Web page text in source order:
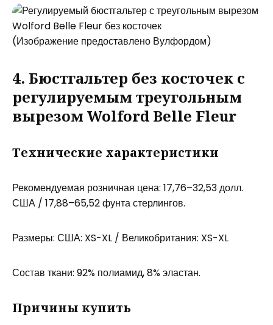
(Изображение предоставлено Вулфордом)
4. Бюстгальтер без косточек с
регулируемым треугольным
вырезом Wolford Belle Fleur
Технические характеристики
Рекомендуемая розничная цена: 17,76–32,53 долл.
США / 17,88–65,52 фунта стерлингов.
Размеры: США: XS-XL / Великобритания: XS-XL
Состав ткани: 92% полиамид, 8% эластан.
Причины купить